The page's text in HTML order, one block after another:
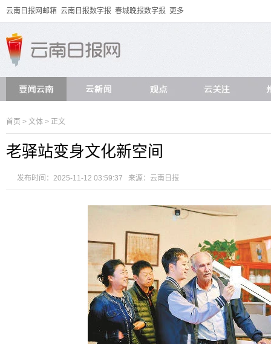
云南日报网邮箱 云南日报数字报 春城晚报数字报 更多
首页 > 文体 > 正文
老驿站变身文化新空间
发布时间：2025-11-12 03:59:37 来源： 云南日报